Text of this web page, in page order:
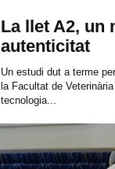
La llet A2, un
autenticitat
Un estudi dut a terme
la Facultat de
tecnologia...